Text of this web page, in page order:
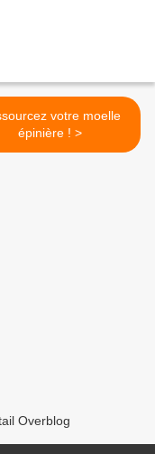
votre moelle
épinière ! >
Overblog